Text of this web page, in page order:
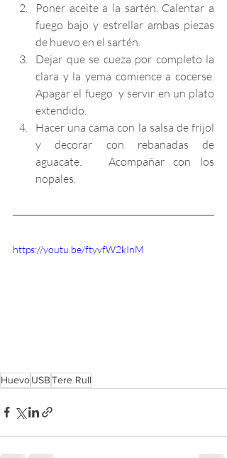
Poner aceite a la sartén. Calentar a
fuego bajo y estrellar ambas piezas
de huevo en el sartén.
Dejar que se cueza por completo la
clara y la yema comience a cocerse.
Apagar el fuego  y servir en un plato
extendido.
Hacer una cama con la salsa de frijol
y decorar con rebanadas de
aguacate.   Acompañar con los
nopales.
https://youtu.be/ftyvfW2kInM
HuevoUSBTere Rull